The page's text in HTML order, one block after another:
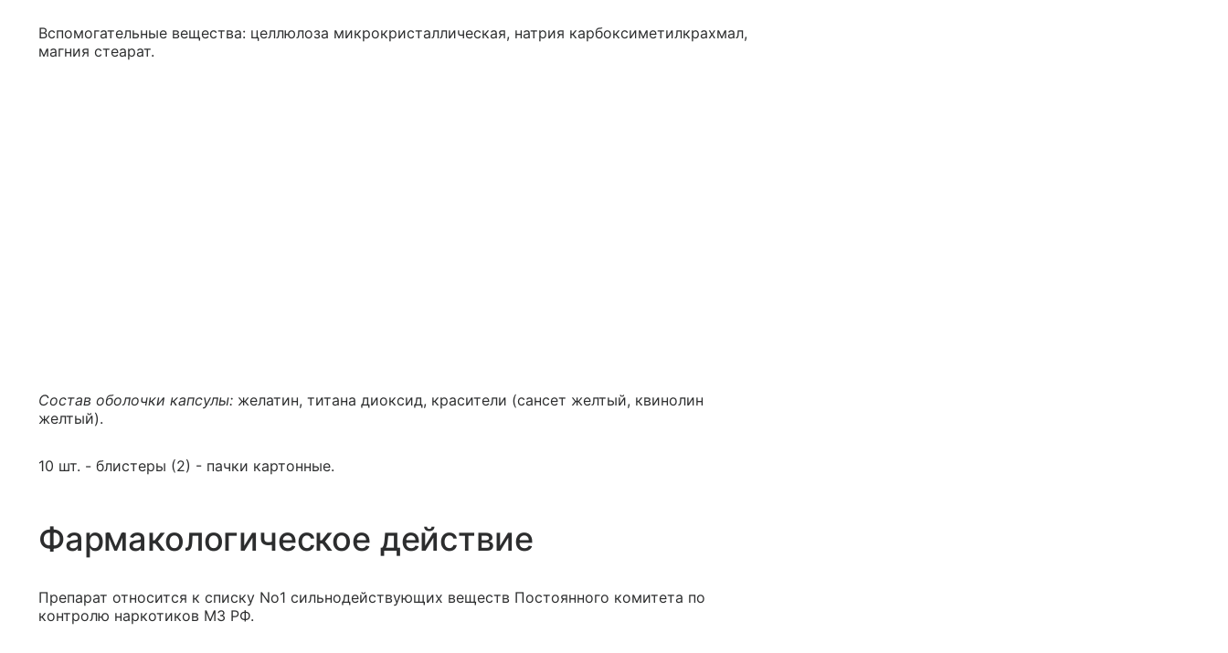
Вспомогательные вещества: целлюлоза микрокристаллическая, натрия карбоксиметилкрахмал,
магния стеарат.
Состав оболочки капсулы: желатин, титана диоксид, красители (сансет желтый, квинолин
желтый).
10 шт. - блистеры (2) - пачки картонные.
Фармакологическое действие
Препарат относится к списку No1 сильнодействующих веществ Постоянного комитета по
контролю наркотиков МЗ РФ.